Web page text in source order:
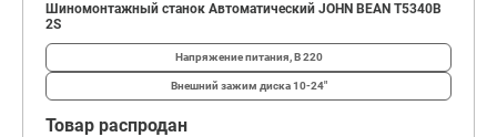
Шиномонтажный станок Автоматический JOHN BEAN T5340B
2S
Напряжение питания, В220
Внешний зажим диска10-24"
Товар распродан